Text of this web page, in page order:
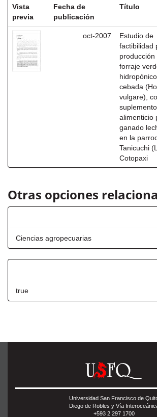
Vista
previa
Fecha de
publicación
Título
oct-2007
Estudio de
factibilidad
producción
forraje
cebada
vulgare),
suplemento
alimenticio
ganado
en la
Tanicuchi
Cotopaxi
Otras opciones
Ciencias agropecuarias
true
Universidad San Francisco de
Diego de Robles y Vía
+593 2 297 1700